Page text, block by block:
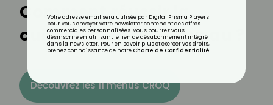
Comment réussir la
cuisson d'un rôti de veau ?
Découvrez les 11 menus CROQ
Votre adresse email sera utilisée par Digital Prisma Players
pour vous envoyer votre newsletter contenant des offres
commerciales personnalisées. Vous pourrez vous
désinscrire en utilisant le lien de désabonnement intégré
dans la newsletter. Pour en savoir plus et exercer vos droits,
prenez connaissance de notre Charte de Confidentialité.